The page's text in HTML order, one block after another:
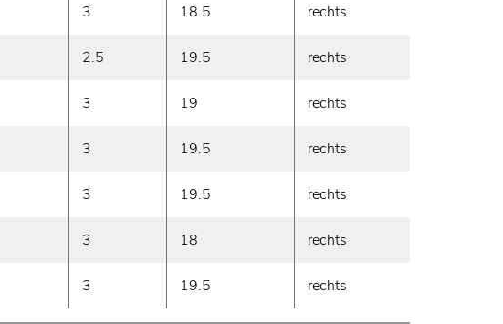
3 18.5 rechts
2.5 19.5 rechts
3 19 rechts
3 19.5 rechts
3 19.5 rechts
3 18 rechts
3 19.5 rechts